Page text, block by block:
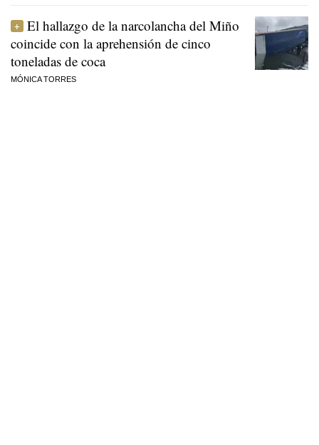
El hallazgo de la narcolancha del Miño
coincide con la aprehensión de cinco
toneladas de coca
MÓNICA TORRES